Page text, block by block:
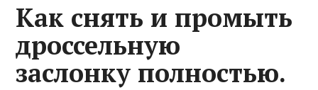
Как снять и промыть
дроссельную
заслонку полностью.